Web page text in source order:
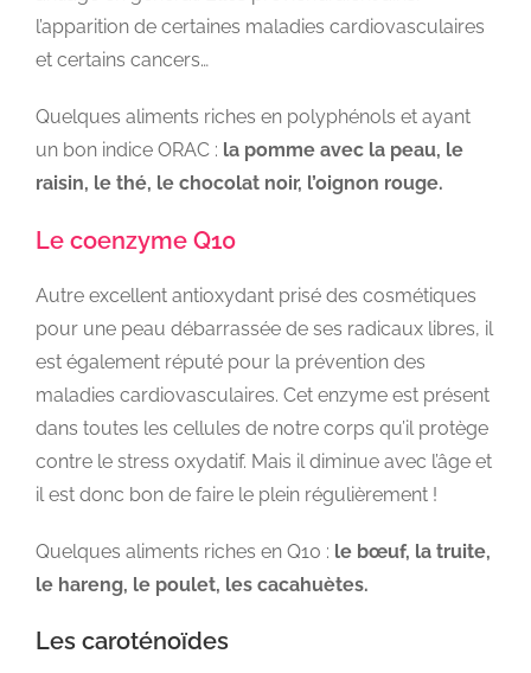
l’apparition de certaines maladies cardiovasculaires
et certains cancers…
Quelques aliments riches en polyphénols et ayant
un bon indice ORAC : la pomme avec la peau, le
raisin, le thé, le chocolat noir, l’oignon rouge.
Le coenzyme Q10
Autre excellent antioxydant prisé des cosmétiques
pour une peau débarrassée de ses radicaux libres, il
est également réputé pour la prévention des
maladies cardiovasculaires. Cet enzyme est présent
dans toutes les cellules de notre corps qu’il protège
contre le stress oxydatif. Mais il diminue avec l’âge et
il est donc bon de faire le plein régulièrement !
Quelques aliments riches en Q10 : le bœuf, la truite,
le hareng, le poulet, les cacahuètes.
Les caroténoïdes